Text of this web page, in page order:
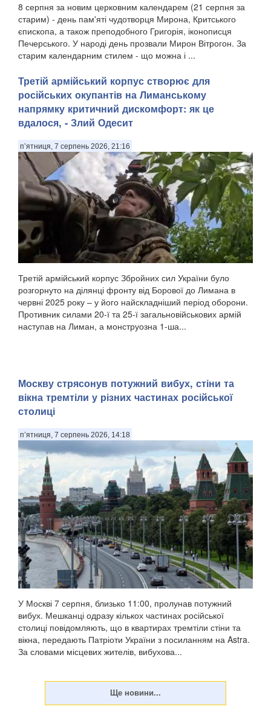
8 серпня за новим церковним календарем (21 серпня за
старим) - день пам'яті чудотворця Мирона, Критського
єпископа, а також преподобного Григорія, іконописця
Печерського. У народі день прозвали Мирон Вітрогон. За
старим календарним стилем - що можна і ...
Третій армійський корпус створює для
російських окупантів на Лиманському
напрямку критичний дискомфорт: як це
вдалося, - Злий Одесит
п’ятниця, 7 серпень 2026, 21:16
Третій армійський корпус Збройних сил України було
розгорнуто на ділянці фронту від Борової до Лимана в
червні 2025 року – у його найскладніший період оборони.
Противник силами 20-ї та 25-ї загальновійськових армій
наступав на Лиман, а монструозна 1-ша...
Москву стрясонув потужний вибух, стіни та
вікна тремтіли у різних частинах російської
столиці
п’ятниця, 7 серпень 2026, 14:18
У Москві 7 серпня, близько 11:00, пролунав потужний
вибух. Мешканці одразу кількох частинах російської
столиці повідомляють, що в квартирах тремтіли стіни та
вікна, передають Патріоти України з посиланням на Astra.
За словами місцевих жителів, вибухова...